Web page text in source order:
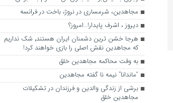
مجاهدین، شرم‎ساری در نروژ، باخت در فرانسه
ديروز ، اشرف پايدار!…امروز؟
هرجا خشن ترین دشمنان ایران هستند٬ شک نداریم
که مجاهدین نقش اصلی را بازی خواهند کرد!
به وقت محاکمه مجاهدین خلق
“ماندانا” نیمه نا گفته مجاهدین
برشی از زندگی والدین و فرزندان در تشکیلات
مجاهدین خلق